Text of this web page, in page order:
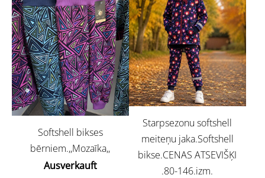
Softshell bikses
bērniem.,,Mozaīka,,
Ausverkauft
Starpsezonu softshell
meiteņu jaka.Softshell
bikse.CENAS ATSEVIŠĶI
.80-146.izm.